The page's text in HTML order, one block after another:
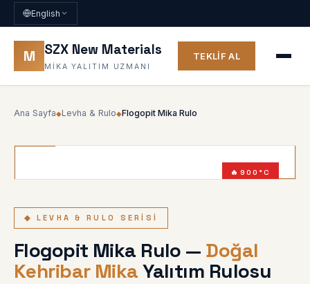
English
M SZX New Materials
MIKA YALITIM UZMANI
TEKLIF AL
Ana Sayfa◆Levha & Rulo◆Flogopit Mika Rulo
900°C
◆ LEVHA & RULO SERISI
Flogopit Mika Rulo — Doğal
Kehribar MikaYalıtım Rulosu